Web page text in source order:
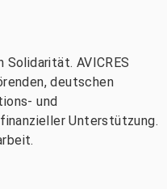
AVICRES
deutschen
und
Unterstützung.